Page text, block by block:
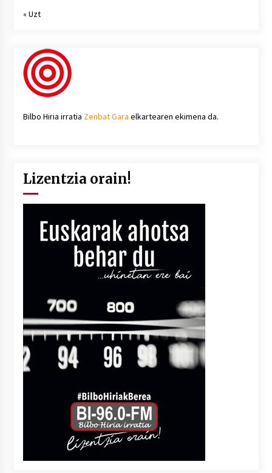
« Uzt
Bilbo Hiria irratia Zenbat Gara elkartearen ekimena da.
Lizentzia orain!